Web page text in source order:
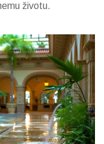
životu.